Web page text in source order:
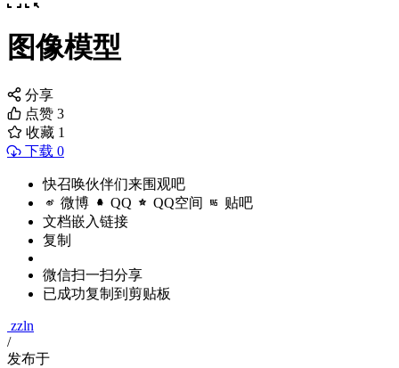
图像模型
分享
点赞 3
收藏 1
下载 0
快召唤伙伴们来围观吧
微博 QQ QQ空间 贴吧
文档嵌入链接
复制
微信扫一扫分享
已成功复制到剪贴板
zzln
/
发布于